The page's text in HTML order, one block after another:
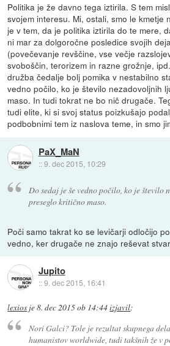
Politika je že davno tega iztirila. S tem
svojem interesu. Mi, ostali, smo le kmetje
je v tem, da je politika iztirila do te mere,
ni mar za dolgoročne posledice svojih
(povečevanje revščine, vse večje
svoboščin, terorizem in razne grožnje,
družba čedalje bolj pomika v nestabilno
vedno počilo, ko je število nezadovoljnih
maso. In tudi tokrat ne bo nič drugače.
tudi elite, ki si svoj status poizkušajo
podbobnimi tem iz naslova teme, in smo
PaX_MaN
::9. dec 2015, 10:29
Do sedaj je še vedno počilo, ko je število
preseglo kritično maso.
Poči samo takrat ko se levičarji odločijo
vedno, ker drugače ne znajo reševat
Jupito
::9. dec 2015, 16:41
lexios je8. dec 2015 ob 14:44izjavil:
Nori Galci? Tole je rezultat skupnega
humanistov worldwide, tudi takšnih že v